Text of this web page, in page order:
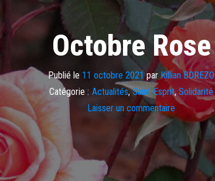
Octobre Rose
Publié le 11 octobre 2021parKillian BOREZO
Catégorie : Actualités,Saint-Esprit,Solidarité
Laisser un commentaire